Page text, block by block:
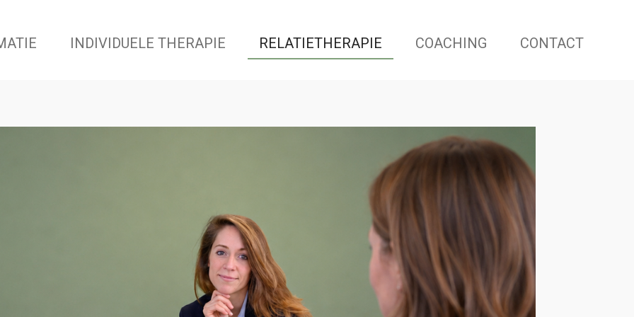
INDIVIDUELE THERAPIE RELATIETHERAPIE COACHING CONTACT